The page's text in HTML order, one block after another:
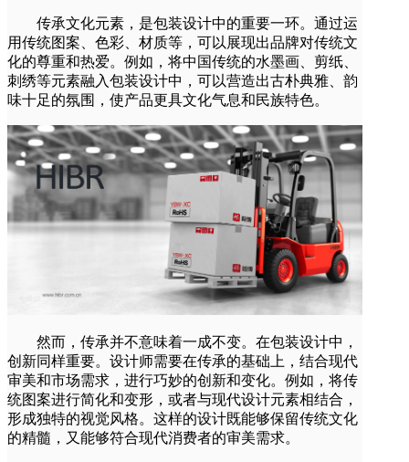
传承文化元素，是包装设计中的重要一环。通过运
用传统图案、色彩、材质等，可以展现出品牌对传统文
化的尊重和热爱。例如，将中国传统的水墨画、剪纸、
刺绣等元素融入包装设计中，可以营造出古朴典雅、韵
味十足的氛围，使产品更具文化气息和民族特色。
然而，传承并不意味着一成不变。在包装设计中，
创新同样重要。设计师需要在传承的基础上，结合现代
审美和市场需求，进行巧妙的创新和变化。例如，将传
统图案进行简化和变形，或者与现代设计元素相结合，
形成独特的视觉风格。这样的设计既能够保留传统文化
的精髓，又能够符合现代消费者的审美需求。